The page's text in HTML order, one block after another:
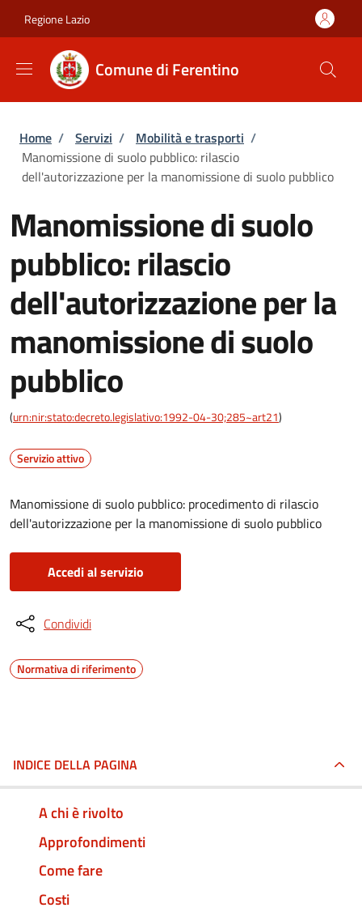
Regione Lazio
Comune di Ferentino
Briciole di pane
Home / Servizi / Mobilità e trasporti /
Manomissione di suolo pubblico: rilascio
dell'autorizzazione per la manomissione di suolo pubblico
Manomissione di suolo
pubblico: rilascio
dell'autorizzazione per la
manomissione di suolo
pubblico
(urn:nir:stato:decreto.legislativo:1992-04-30;285~art21)
Servizio attivo
Manomissione di suolo pubblico: procedimento di rilascio
dell'autorizzazione per la manomissione di suolo pubblico
Accedi al servizio
Condividi
Normativa di riferimento
INDICE DELLA PAGINA
A chi è rivolto
Approfondimenti
Come fare
Costi